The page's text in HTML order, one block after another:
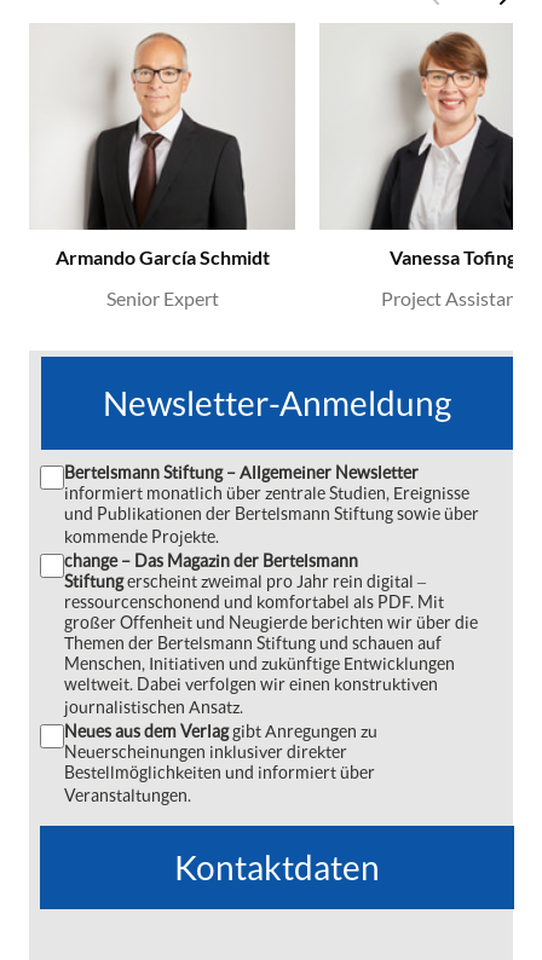
Armando García Schmidt
Senior Expert
Vanessa Tofing
Project Assistant
Newsletter-Anmeldung
Bertelsmann Stiftung – Allgemeiner Newsletter
informiert monatlich über zentrale Studien, Ereignisse
und Publikationen der Bertelsmann Stiftung sowie über
kommende Projekte.
change – Das Magazin der Bertelsmann
Stiftungerscheint zweimal pro Jahr rein digital ‒
ressourcenschonend und komfortabel als PDF. Mit
großer Offenheit und Neugierde berichten wir über die
Themen der Bertelsmann Stiftung und schauen auf
Menschen, Initiativen und zukünftige Entwicklungen
weltweit. Dabei verfolgen wir einen konstruktiven
journalistischen Ansatz.
Neues aus dem Verlaggibt Anregungen zu
Neuerscheinungen inklusiver direkter
Bestellmöglichkeiten und informiert über
Veranstaltungen.
Kontaktdaten